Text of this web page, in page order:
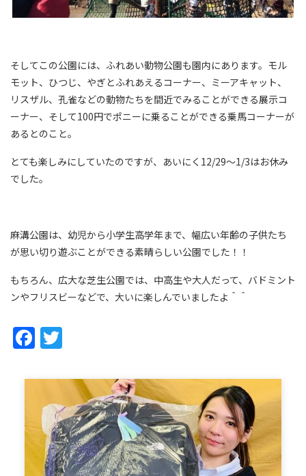
そしてこの公園には、ふれあい動物公園も園内にあります。モル
モット、ひつじ、やぎとふれあえるコーナー、ミーアキャット、
リスザル、孔雀などの動物たちを間近でみることができる展示コ
ーナー、そして100円でポニーに乗ることができる乗馬コーナーが
あるとのこと。
とても楽しみにしていたのですが、あいにく12/29～1/3はお休み
でした。
麻溝公園は、幼児から小学生高学年まで、幅広い年齢の子供たち
が思い切り遊ぶことができる素晴らしい公園でした！！
もちろん、広大な芝生公園では、中高生や大人だって、バドミント
ンやフリスビーなどで、大いに楽しんでいましたよ＾＾
Facebook